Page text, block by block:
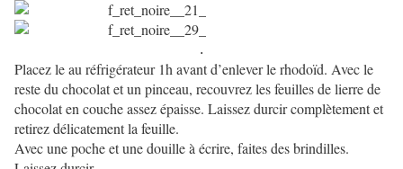
.
Placez le au réfrigérateur 1h avant d’enlever le rhodoïd. Avec le
reste du chocolat et un pinceau, recouvrez les feuilles de lierre de
chocolat en couche assez épaisse. Laissez durcir complètement et
retirez délicatement la feuille.
Avec une poche et une douille à écrire, faites des brindilles.